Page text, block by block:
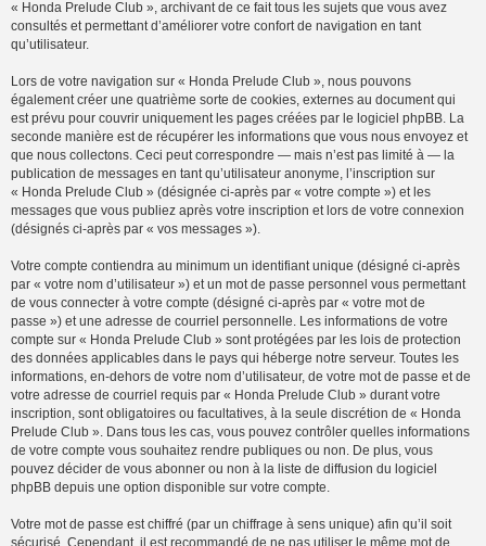
« Honda Prelude Club », archivant de ce fait tous les sujets que vous avez
consultés et permettant d’améliorer votre confort de navigation en tant
qu’utilisateur.
Lors de votre navigation sur « Honda Prelude Club », nous pouvons
également créer une quatrième sorte de cookies, externes au document qui
est prévu pour couvrir uniquement les pages créées par le logiciel phpBB. La
seconde manière est de récupérer les informations que vous nous envoyez et
que nous collectons. Ceci peut correspondre — mais n’est pas limité à — la
publication de messages en tant qu’utilisateur anonyme, l’inscription sur
« Honda Prelude Club » (désignée ci-après par « votre compte ») et les
messages que vous publiez après votre inscription et lors de votre connexion
(désignés ci-après par « vos messages »).
Votre compte contiendra au minimum un identifiant unique (désigné ci-après
par « votre nom d’utilisateur ») et un mot de passe personnel vous permettant
de vous connecter à votre compte (désigné ci-après par « votre mot de
passe ») et une adresse de courriel personnelle. Les informations de votre
compte sur « Honda Prelude Club » sont protégées par les lois de protection
des données applicables dans le pays qui héberge notre serveur. Toutes les
informations, en-dehors de votre nom d’utilisateur, de votre mot de passe et de
votre adresse de courriel requis par « Honda Prelude Club » durant votre
inscription, sont obligatoires ou facultatives, à la seule discrétion de « Honda
Prelude Club ». Dans tous les cas, vous pouvez contrôler quelles informations
de votre compte vous souhaitez rendre publiques ou non. De plus, vous
pouvez décider de vous abonner ou non à la liste de diffusion du logiciel
phpBB depuis une option disponible sur votre compte.
Votre mot de passe est chiffré (par un chiffrage à sens unique) afin qu’il soit
sécurisé. Cependant, il est recommandé de ne pas utiliser le même mot de